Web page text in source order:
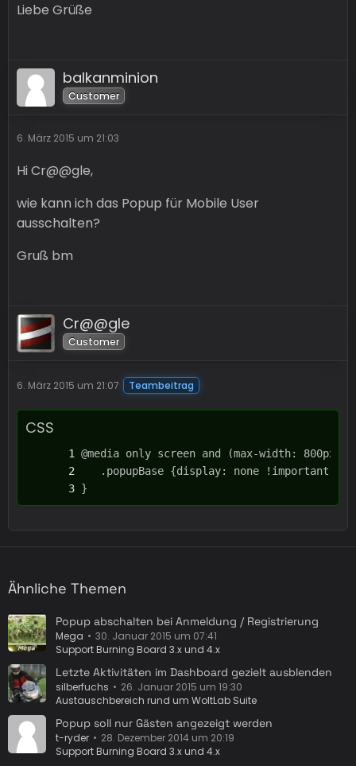
Liebe Grüße
balkanminion
Customer
6. März 2015 um 21:03
Hi Cr@@gle,
wie kann ich das Popup für Mobile User
ausschalten?
Gruß bm
Cr@@gle
Customer
6. März 2015 um 21:07 Teambeitrag
CSS
}
Ähnliche Themen
Popup abschalten bei Anmeldung / Registrierung
Mega
30. Januar 2015 um 07:41
Support Burning Board 3.x und 4.x
Letzte Aktivitäten im Dashboard gezielt ausblenden
silberfuchs
26. Januar 2015 um 19:30
Austauschbereich rund um WoltLab Suite
Popup soll nur Gästen angezeigt werden
t-ryder
28. Dezember 2014 um 20:19
Support Burning Board 3.x und 4.x